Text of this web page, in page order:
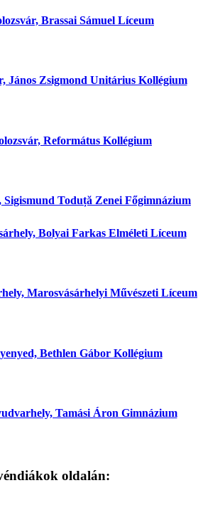
Brassai Sámuel Líceum
János Zsigmond Unitárius Kollégium
Református Kollégium
Sigismund Toduță Zenei Főgimnázium
Bolyai Farkas Elméleti Líceum
Marosvásárhelyi Művészeti Líceum
Bethlen Gábor Kollégium
Tamási Áron Gimnázium
oldalán: